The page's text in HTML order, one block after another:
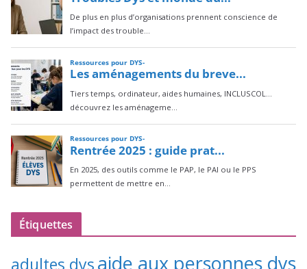
Étiquettes
adultes dysaide aux personnes dys